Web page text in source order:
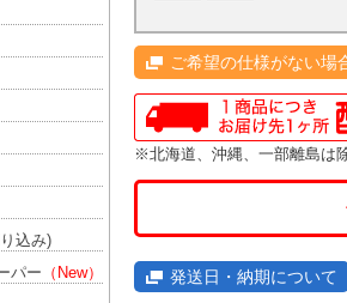
込み)
パー （New）
ご希望の仕様がない
※北海道、沖縄、一部離島は
発送日・納期について